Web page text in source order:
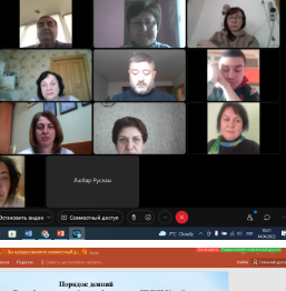
«Розвиток лідерських навичок жінок
забезпечення рівності у …